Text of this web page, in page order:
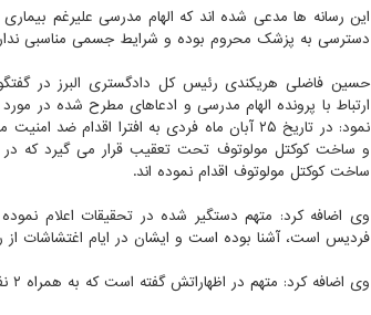
این رسانه ها مدعی شده اند که الهام مدرسی علیرغم بیماری
دسترسی به پزشک محروم بوده و شرایط جسمی مناسبی
حسین فاضلی هریکندی رئیس کل دادگستری البرز در
ارتباط با پرونده الهام مدرسی و ادعاهای مطرح شده در مورد
نمود: در تاریخ ۲۵ آبان ماه فردی به افترا اقدام ضد
ساخت کوکتل مولوتوف اقدام نموده اند.
وی اضافه کرد: متهم دستگیر شده در تحقیقات اعلام
فردیس است، آشنا بوده است و ایشان در ایام اغتشاشات از
وی اضافه کرد: متهم در اظهاراتش گفته است که به همراه ۲ نفر از دوستانش ۱۰ عدد کوکتل مولوتوف ساخته و تحویل الهام مدرسی داده است.